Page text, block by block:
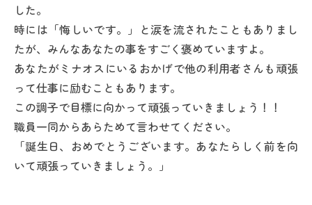
した。
時には「悔しいです。」と涙を流されたこともありまし
たが、みんなあなたの事をすごく褒めていますよ。
あなたがミナオスにいるおかげで他の利用者さんも頑張
って仕事に励むこともあります。
この調子で目標に向かって頑張っていきましょう！！
職員一同からあらためて言わせてください。
「誕生日、おめでとうございます。あなたらしく前を向
いて頑張っていきましょう。」